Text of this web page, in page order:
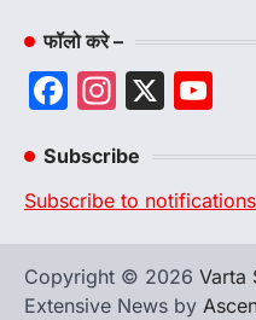
फॉलो करे –
Facebook
X
Subscribe
Subscribe to notifications
Copyright © 2026 Varta
Extensive News by